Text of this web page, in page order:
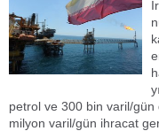
petrol ve 300 bin varil/gün
milyon varil/gün ihracat